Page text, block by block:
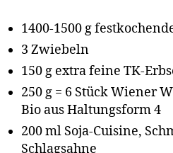
1400-1500 g
3 Zwiebeln
150 g extra feine TK-
250 g = 6 Stück Wiener
Bio aus Haltungsform 4
200 ml Soja-Cuisine,
Schlagsahne